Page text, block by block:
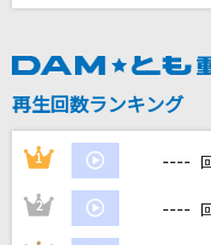
山口百恵
妄想日記2
シド
二度寝
Creepy Nuts
再生回数ランキング
1 ---- 回
2 ---- 回